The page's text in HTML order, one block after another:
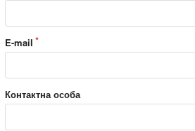
E-mail
Контактна особа